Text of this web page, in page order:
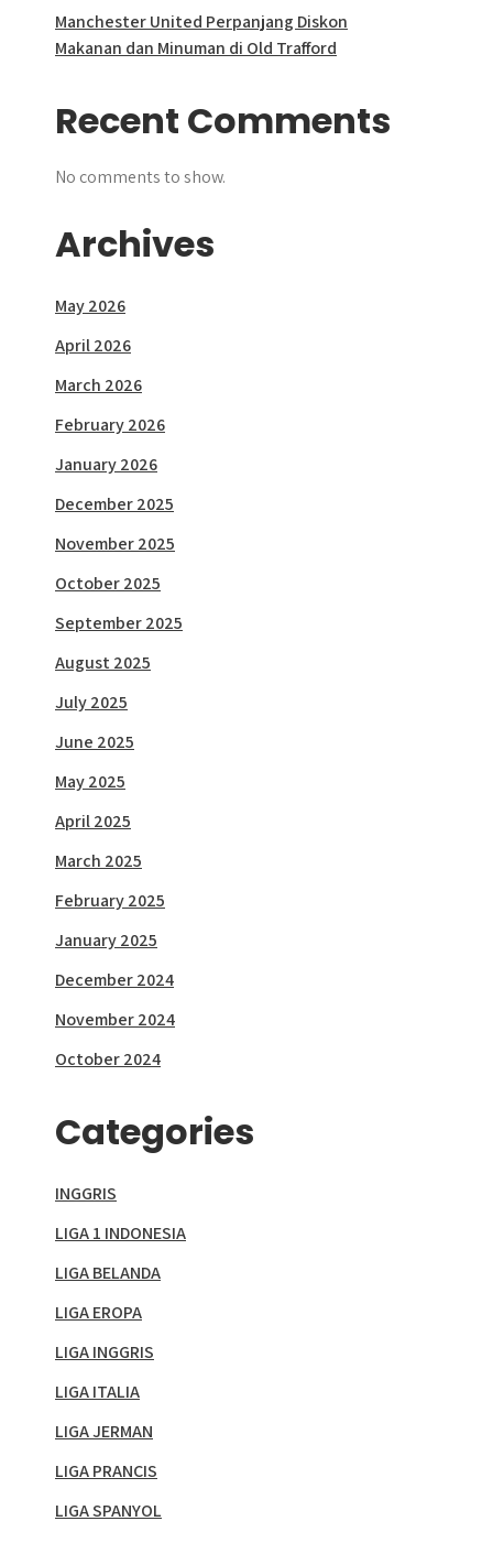
Manchester United Perpanjang Diskon
Makanan dan Minuman di Old Trafford
Recent Comments
No comments to show.
Archives
May 2026
April 2026
March 2026
February 2026
January 2026
December 2025
November 2025
October 2025
September 2025
August 2025
July 2025
June 2025
May 2025
April 2025
March 2025
February 2025
January 2025
December 2024
November 2024
October 2024
Categories
INGGRIS
LIGA 1 INDONESIA
LIGA BELANDA
LIGA EROPA
LIGA INGGRIS
LIGA ITALIA
LIGA JERMAN
LIGA PRANCIS
LIGA SPANYOL